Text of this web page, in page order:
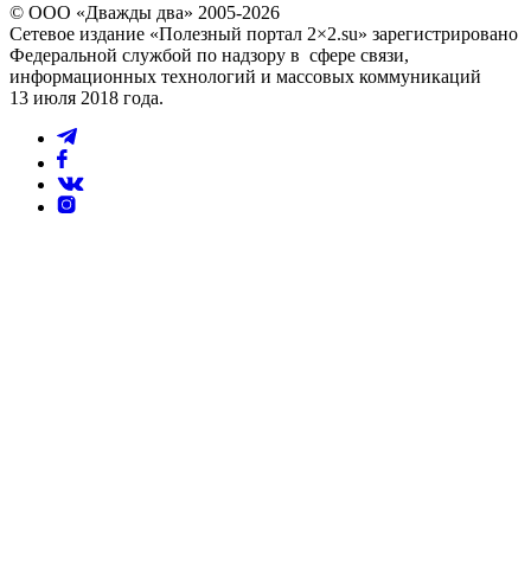
© ООО «Дважды два» 2005-2026
Сетевое издание «Полезный портал 2×2.su» зарегистрировано
Федеральной службой по надзору в сфере связи,
информационных технологий и массовых коммуникаций
13 июля 2018 года.